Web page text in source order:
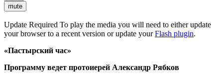
mute
Update Required To play the media you will need to either update
your browser to a recent version or update yourFlash plugin.
«Пастырский час»
Программу ведет протоиерей Александр Рябков